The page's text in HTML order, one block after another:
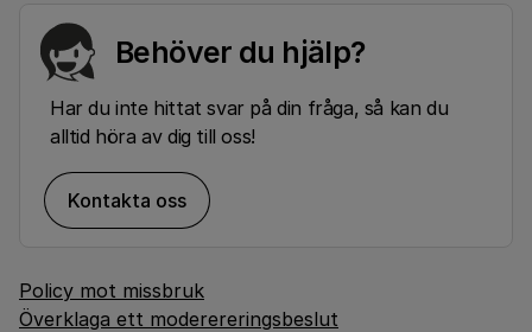
Behöver du hjälp?
Har du inte hittat svar på din fråga, så kan du
alltid höra av dig till oss!
Kontakta oss
Policy mot missbruk
Överklaga ett moderereringsbeslut